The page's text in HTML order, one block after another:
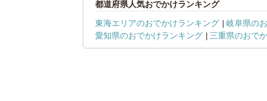
都道府県人気おでかけランキング
東海エリアのおでかけランキング
岐阜県の
愛知県のおでかけランキング
三重県のおで